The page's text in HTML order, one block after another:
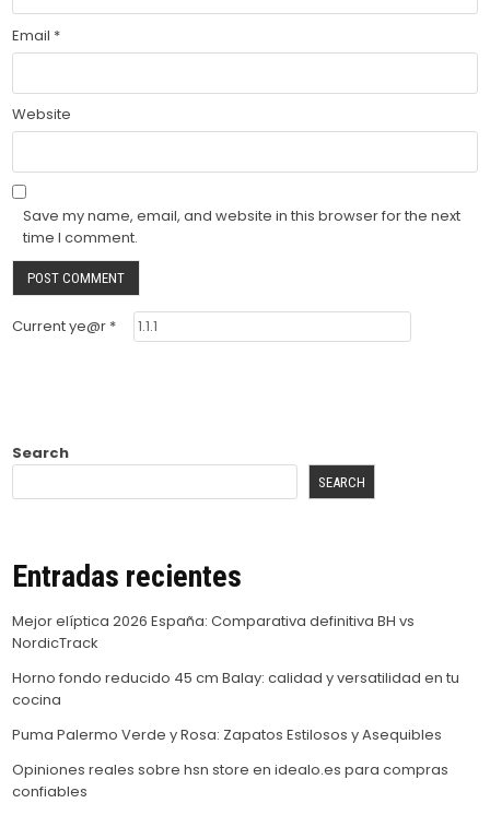
Email *
Website
Save my name, email, and website in this browser for the next
time I comment.
Current ye@r *
Search
SEARCH
Entradas recientes
Mejor elíptica 2026 España: Comparativa definitiva BH vs
NordicTrack
Horno fondo reducido 45 cm Balay: calidad y versatilidad en tu
cocina
Puma Palermo Verde y Rosa: Zapatos Estilosos y Asequibles
Opiniones reales sobre hsn store en idealo.es para compras
confiables